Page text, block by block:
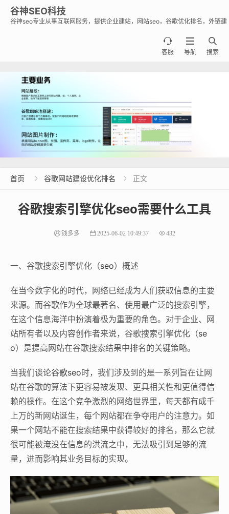
谷神SEO科技
谷神seo专业从事互联网服务，提供企业建站，网站seo，谷歌优化排名，外链建

搜索

导航

客服
首页  谷歌网站建设优化排名  正文
谷歌搜索引擎优化seo需要什么工具
钱多多 2025-06-02 10:49:37 432
一、谷歌搜索引擎优化（seo）概述
在当今数字化的时代，网络已经成为人们获取信息的主要
来源。而谷歌作为全球最著名、使用最广泛的搜索引擎，
在这个信息海洋中扮演着极为重要的角色。对于企业、网
站所有者以及内容创作者来说，谷歌搜索引擎优化（se
o）是提高网站在谷歌搜索结果中排名的关键策略。
当我们谈论谷歌seo时，我们涉及到的是一系列旨在让网
站在谷歌的算法下更容易被发现、更具相关性和更值得信
赖的操作。在这个竞争激烈的网络世界里，每天都有成千
上万的新网站诞生，每个网站都在争夺用户的注意力。如
果一个网站不能在搜索结果中获得较好的排名，那么它就
很可能被淹没在信息的洪流之中，无法吸引到足够的流
量，进而影响其业务目标的实现。